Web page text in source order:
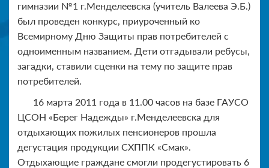
гимназии №1 г.Менделеевска (учитель Валеева Э.Б.)
был проведен конкурс, приуроченный ко
Всемирному Дню Защиты прав потребителей с
одноименным названием. Дети отгадывали ребусы,
загадки, ставили сценки на тему по защите прав
потребителей.
16 марта 2011 года в 11.00 часов на базе ГАУСО
ЦСОН «Берег Надежды» г.Менделеевска для
отдыхающих пожилых пенсионеров прошла
дегустация продукции СХППК «Смак».
Отдыхающие граждане смогли продегустировать 6